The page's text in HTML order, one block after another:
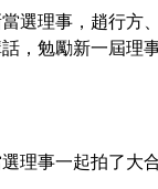
選理事，趙行方
，勉勵新一屆理
理事一起拍了大合